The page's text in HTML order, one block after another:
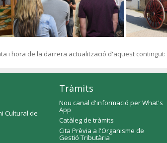
i hora de la darrera actualització d'aquest contingut:
Cultural de
Tràmits
Nou canal d'informació per What's
App
Catàleg de tràmits
Cita Prèvia a l'Organisme de
Gestió Tributària